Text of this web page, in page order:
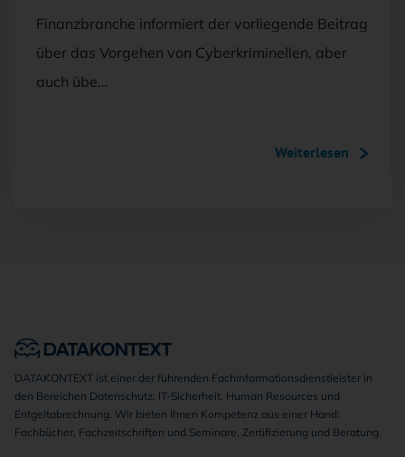
Finanzbranche informiert der vorliegende Beitrag
über das Vorgehen von Cyberkriminellen, aber
auch übe…
Weiterlesen
DATAKONTEXT ist einer der führenden Fachinformationsdienstleister in
den Bereichen Datenschutz, IT-Sicherheit, Human Resources und
Entgeltabrechnung. Wir bieten Ihnen Kompetenz aus einer Hand:
Fachbücher, Fachzeitschriften und Seminare, Zertifizierung und Beratung.